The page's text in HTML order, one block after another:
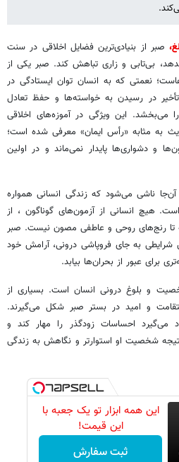
صبر از بنیادی‌ترین فضایل اخلاقی در سنت
بی‌تابی و زاری تباهش کند. صبر یکی از
نعمتی که به انسان توان ایستادگی در
تأخیر در رسیدن به خواسته‌ها و حفظ تعادل
می‌بخشد. این ویژگی در آموزه‌های اخلاقی
به مثابه «رأس ایمان» معرفی شده است؛
و دشواری‌ها پایدار نمی‌ماند و در اولین
آن‌جا ناشی می‌شود که زندگی انسانی همواره
است. هیچ انسانی از آزمون‌های گوناگون ، از
تا رنج‌های روحی و عاطفی مصون نیست. صبر
به جای فروپاشی درونی، آرامش خود
برای عبور از بحران‌ها بیابد.
و بلوغ درونی انسان است. بسیاری از
و امید در بستر صبر شکل می‌گیرند.
می‌گیرد احساسات زودگذر را مهار کند و
شخصیت او استوارتر و نگاهش به زندگی
این همه ابزار تو یک جعبه با
این قیمت!
ثبت سفارش